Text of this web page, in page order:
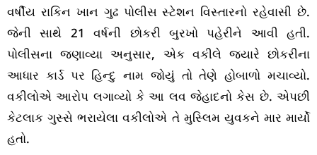
વર્ષીય રાકિન ખાન ગુઢ પોલીસ સ્ટેશન વિસ્તારનો રહેવાસી છે.
જેની સાથે 21 વર્ષની છોકરી બુરખો પહેરીને આવી હતી.
પોલીસના જણાવ્યા અનુસાર, એક વકીલે જ્યારે છોકરીના
આધાર કાર્ડ પર હિન્દુ નામ જોયું તો તેણે હોબાળો મચાવ્યો.
વકીલોએ આરોપ લગાવ્યો કે આ લવ જેહાદનો કેસ છે. એપછી
કેટલાક ગુસ્સે ભરાયેલા વકીલોએ તે મુસ્લિમ યુવકને માર માર્યો
હતો.